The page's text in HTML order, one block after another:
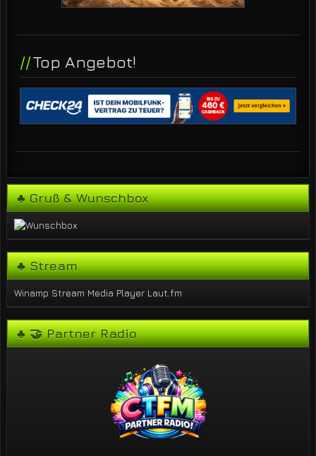
Top Angebot!
♣ Gruß & Wunschbox
♣ Stream
Winamp Stream Media Player Laut.fm
♣ 🤝 Partner Radio